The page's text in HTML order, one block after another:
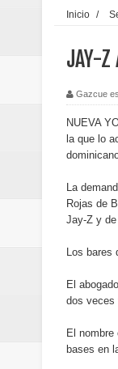
Inicio /
JAY-Z
Gazcue
NUEVA
la que lo
La
Rojas de
Jay-Z y
Los bares
El
dos veces
El
bases en